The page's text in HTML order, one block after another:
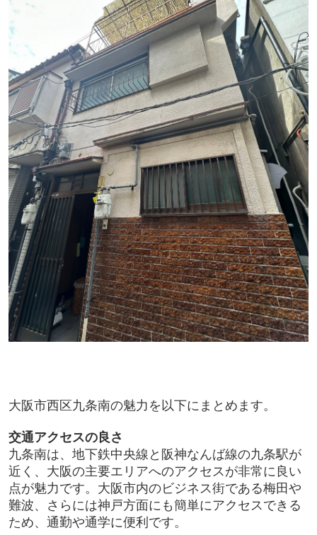
大阪市西区九条南の魅力を以下にまとめます。
交通アクセスの良さ
九条南は、地下鉄中央線と阪神なんば線の九条駅が
近く、大阪の主要エリアへのアクセスが非常に良い
点が魅力です。大阪市内のビジネス街である梅田や
難波、さらには神戸方面にも簡単にアクセスできる
ため、通勤や通学に便利です。